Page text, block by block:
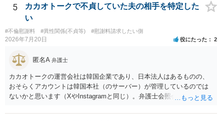
貞発覚後、長期間同居を続けると、不貞を許したとの評価につながる
場合がありますので、ご注意ください。 以上、ご参考まで。
5
カカオトークで不貞していた夫の相手を特定した
い
#不倫慰謝料 #異性関係(不貞等) #慰謝料請求したい側
2026年7月20日 役にたった 2
匿名A 弁護士
カカオトークの運営会社は韓国企業であり、日本法人はあるものの、
おそらくアカウントは韓国本社（のサーバー）が管理しているのでは
ないかと思います（XやInstagramと同じ）。弁護士会照会は日本法に
対する照会は基本的にできないと解されています（弁護士会によって